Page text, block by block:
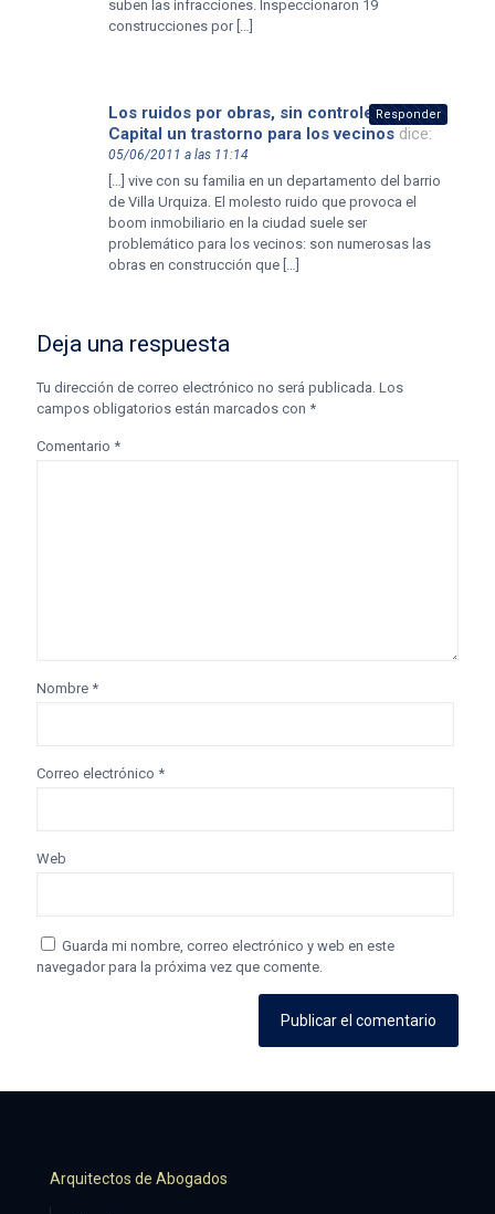
suben las infracciones. Inspeccionaron 19
construcciones por […]
Los ruidos por obras, sin controles - En la
Capital un trastorno para los vecinos dice:
05/06/2011 a las 11:14
[…] vive con su familia en un departamento del barrio
de Villa Urquiza. El molesto ruido que provoca el
boom inmobiliario en la ciudad suele ser
problemático para los vecinos: son numerosas las
obras en construcción que […]
Responder
Deja una respuesta
Tu dirección de correo electrónico no será publicada. Los
campos obligatorios están marcados con *
Comentario *
Nombre *
Correo electrónico *
Web
Guarda mi nombre, correo electrónico y web en este
navegador para la próxima vez que comente.
Arquitectos de Abogados